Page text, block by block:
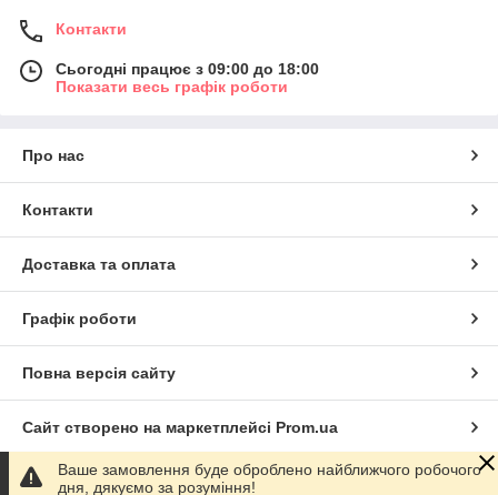
Контакти
Сьогодні працює з 09:00 до 18:00
Показати весь графік роботи
Про нас
Контакти
Доставка та оплата
Графік роботи
Повна версія сайту
Сайт створено на маркетплейсі Prom.ua
Політика конфіденційності
Ваше замовлення буде оброблено найближчого робочого
дня, дякуємо за розуміння!